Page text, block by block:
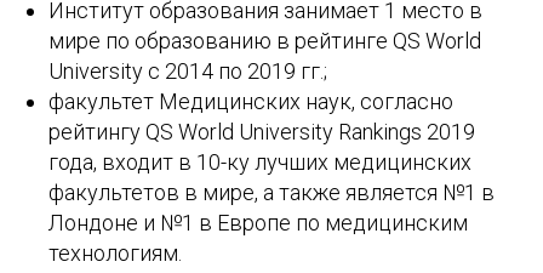
Институт образования занимает 1 место в
мире по образованию в рейтинге QS World
University c 2014 по 2019 гг.;
факультет Медицинских наук, согласно
рейтингу QS World University Rankings 2019
года, входит в 10-ку лучших медицинских
факультетов в мире, а также является №1 в
Лондоне и №1 в Европе по медицинским
технологиям.